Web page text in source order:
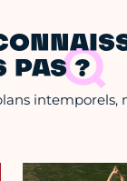
PAS ?
intemporels,